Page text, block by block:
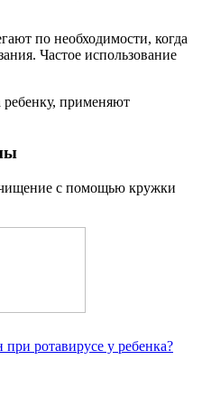
по необходимости, когда
Частое использование
применяют
с помощью кружки
ротавирусе у ребенка?